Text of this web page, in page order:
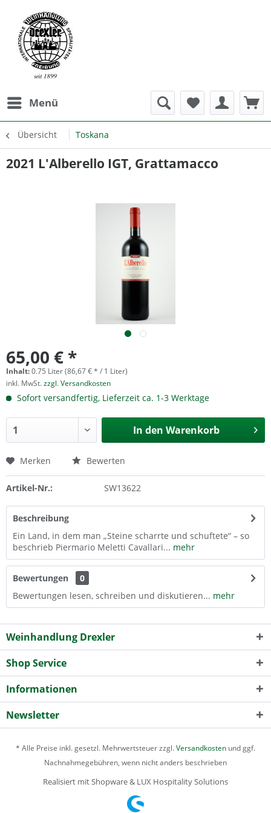
Menü
Übersicht Toskana
2021 L'Alberello IGT, Grattamacco
65,00 € *
Inhalt:0.75 Liter (86,67 € * / 1 Liter)
inkl. MwSt.zzgl. Versandkosten
Sofort versandfertig, Lieferzeit ca. 1-3 Werktage
In den Warenkorb
Merken Bewerten
Artikel-Nr.: SW13622
Beschreibung
Ein Land, in dem man „Steine scharrte und schuftete“ – so
beschrieb Piermario Meletti Cavallari... mehr
Bewertungen
0
Bewertungen lesen, schreiben und diskutieren... mehr
Weinhandlung Drexler
Shop Service
Informationen
Newsletter
* Alle Preise inkl. gesetzl. Mehrwertsteuer zzgl.Versandkosten und ggf.
Nachnahmegebühren, wenn nicht anders beschrieben
Realisiert mit Shopware & LUX Hospitality Solutions